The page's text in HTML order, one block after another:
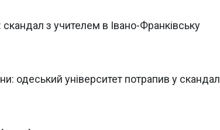
з учителем в Івано-Франківську
одеський університет потрапив у скандал